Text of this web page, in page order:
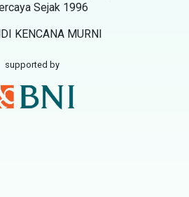
Sejak 1996
KENCANA MURNI
supported by